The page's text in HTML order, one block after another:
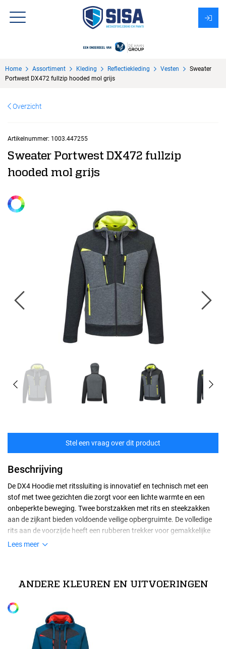
Over Sisa
Home Assortiment Kleding Reflectiekleding Vesten
Sweater
Portwest DX472 fullzip hooded mol grijs
Overzicht
Artikelnummer: 1003.447255
Sweater Portwest DX472 fullzip
hooded mol grijs
Stel een vraag over dit product
Beschrijving
De DX4 Hoodie met ritssluiting is innovatief en technisch met een
stof met twee gezichten die zorgt voor een lichte warmte en een
onbeperkte beweging. Twee borstzakken met rits en steekzakken
aan de zijkant bieden voldoende veilige opbergruimte. De volledige
rits aan de voorzijde heeft een rubberen trekker voor gemakkelijke
grip en de verstelbare capuchon zorgt voor een goede pasvorm. Een
Lees meer
M
Alle maten
ANDERE KLEUREN EN UITVOERINGEN